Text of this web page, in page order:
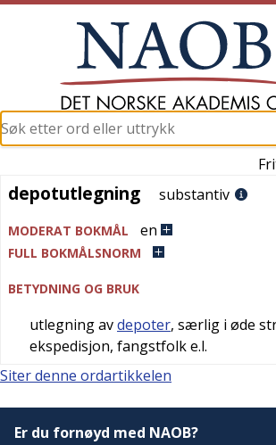
depotutlegning
depotutlegning substantiv
MODERAT BOKMÅL en
FULL BOKMÅLSNORM
BETYDNING OG BRUK
utlegning avdepoter, særlig i øde
ekspedisjon, fangstfolk e.l.
Siter denne ordartikkelen
Er du fornøyd med NAOB?